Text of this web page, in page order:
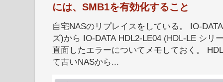
には、SMB1を有効化すること
自宅NASのリプレイスをしている。 IO-
ズ)から IO-DATA HDL2-LE04 (HDL-LE シリ
直面したエラーについてメモしておく。
て古いNASから...